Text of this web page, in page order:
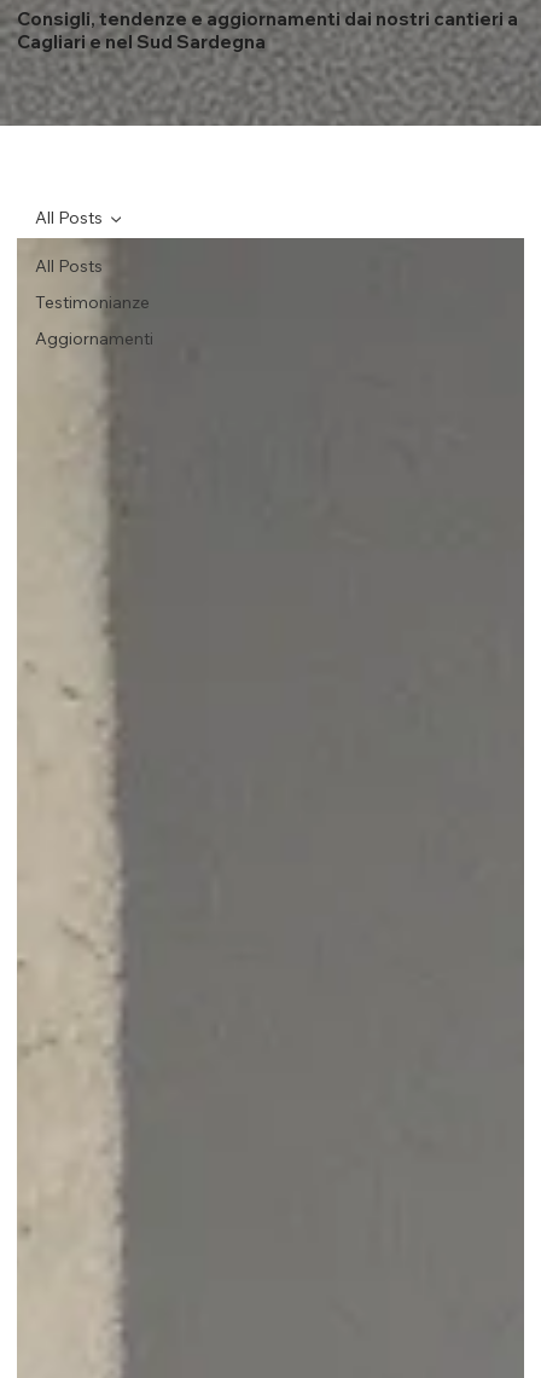
Consigli, tendenze e aggiornamenti dai nostri cantieri a
Cagliari e nel Sud Sardegna
All Posts
Testimonianze
Aggiornamenti
All Posts